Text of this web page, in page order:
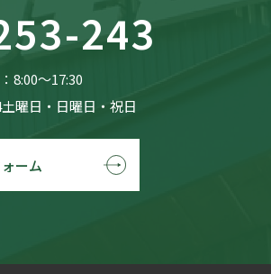
243
8:00〜17:30
曜日・日曜日・祝日
ーム